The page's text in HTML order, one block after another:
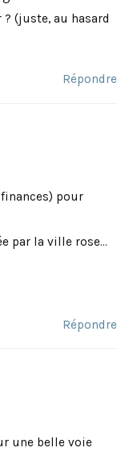
(juste, au hasard
Répondre
pour
par la ville rose…
Répondre
une belle voie